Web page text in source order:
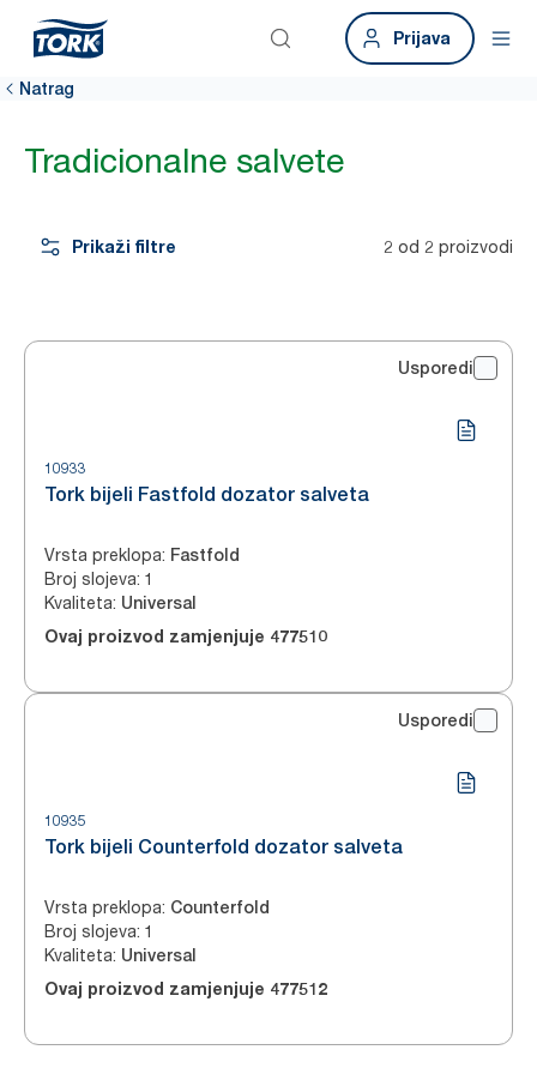
Prijava
Natrag
Tradicionalne salvete
Prikaži filtre 2 od 2 proizvodi
Usporedi
10933
Tork bijeli Fastfold dozator salveta
Vrsta preklopa: Fastfold
Broj slojeva: 1
Kvaliteta: Universal
Ovaj proizvod zamjenjuje 477510
Usporedi
10935
Tork bijeli Counterfold dozator salveta
Vrsta preklopa: Counterfold
Broj slojeva: 1
Kvaliteta: Universal
Ovaj proizvod zamjenjuje 477512